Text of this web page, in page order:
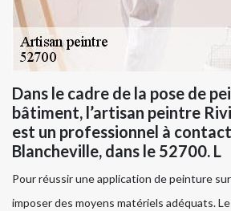
Dans le cadre de la pose de
bâtiment, l’artisan peintre
est un professionnel à
Blancheville, dans le 52700. L
Pour réussir une application de peinture
imposer des moyens matériels adéquats.